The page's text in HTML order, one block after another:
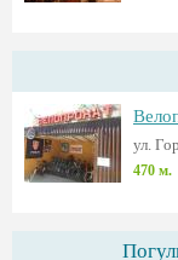
ул.
470 м.